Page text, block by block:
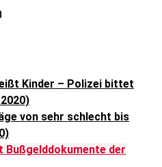
Kinder – Polizei bittet
von sehr schlecht bis
Bußgelddokumente der